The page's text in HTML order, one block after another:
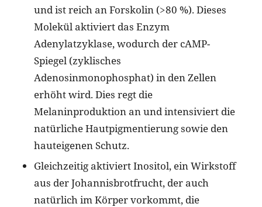
und ist reich an Forskolin (>80 %). Dieses
Molekül aktiviert das Enzym
Adenylatzyklase, wodurch der cAMP-
Spiegel (zyklisches
Adenosinmonophosphat) in den Zellen
erhöht wird. Dies regt die
Melaninproduktion an und intensiviert die
natürliche Hautpigmentierung sowie den
hauteigenen Schutz.
Gleichzeitig aktiviert Inositol, ein Wirkstoff
aus der Johannisbrotfrucht, der auch
natürlich im Körper vorkommt, die